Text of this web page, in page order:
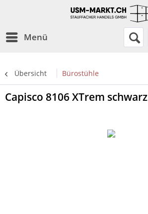
Menü
Übersicht Bürostühle
Capisco 8106 XTrem schwarz